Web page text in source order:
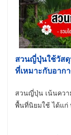
สวนญี่ปุ่นใช้วัสดุ
ที่เหมาะกับอาก
สวนญี่ปุ่น เน้นควา
พื้นที่นิยมใช้ ได้แก่